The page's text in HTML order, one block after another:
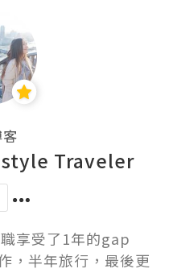
Traveler
享受了1年的gap
，半年旅行，最後更